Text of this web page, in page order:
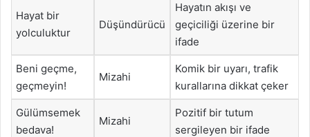
Hayat bir
yolculuktur
Düşündürücü
Hayatın akışı ve
geçiciliği üzerine bir
ifade
Beni geçme,
geçmeyin!
Mizahi
Komik bir uyarı, trafik
kurallarına dikkat çeker
Gülümsemek
bedava!
Mizahi
Pozitif bir tutum
sergileyen bir ifade